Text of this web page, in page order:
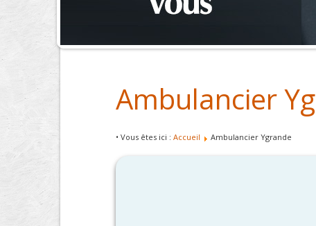
Ambulancier
• Vous êtes ici : Accueil Ambulancier Ygrande